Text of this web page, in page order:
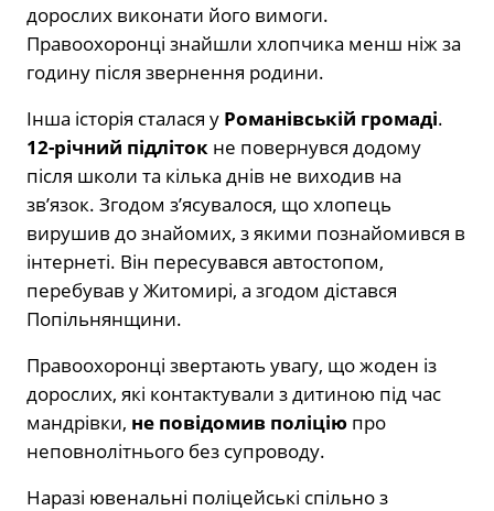
дорослих виконати його вимоги.
Правоохоронці знайшли хлопчика менш ніж за
годину після звернення родини.
Інша історія сталася у Романівській громаді.
12-річний підліток не повернувся додому
після школи та кілька днів не виходив на
зв’язок. Згодом з’ясувалося, що хлопець
вирушив до знайомих, з якими познайомився в
інтернеті. Він пересувався автостопом,
перебував у Житомирі, а згодом дістався
Попільнянщини.
Правоохоронці звертають увагу, що жоден із
дорослих, які контактували з дитиною під час
мандрівки, не повідомив поліцію про
неповнолітнього без супроводу.
Наразі ювенальні поліцейські спільно з